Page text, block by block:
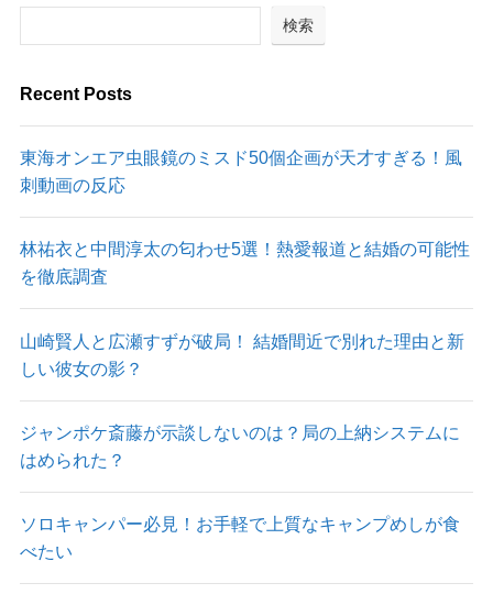
検索
Recent Posts
東海オンエア虫眼鏡のミスド50個企画が天才すぎる！風
刺動画の反応
林祐衣と中間淳太の匂わせ5選！熱愛報道と結婚の可能性
を徹底調査
山崎賢人と広瀬すずが破局！ 結婚間近で別れた理由と新
しい彼女の影？
ジャンポケ斎藤が示談しないのは？局の上納システムに
はめられた？
ソロキャンパー必見！お手軽で上質なキャンプめしが食
べたい